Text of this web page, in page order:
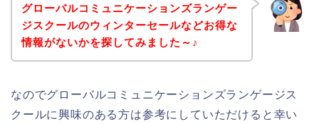
グローバルコミュニケーションズランゲー
ジスクールのウィンターセールなどお得な
情報がないかを探してみました～♪
なのでグローバルコミュニケーションズランゲージス
クールに興味のある方は参考にしていただけると幸い